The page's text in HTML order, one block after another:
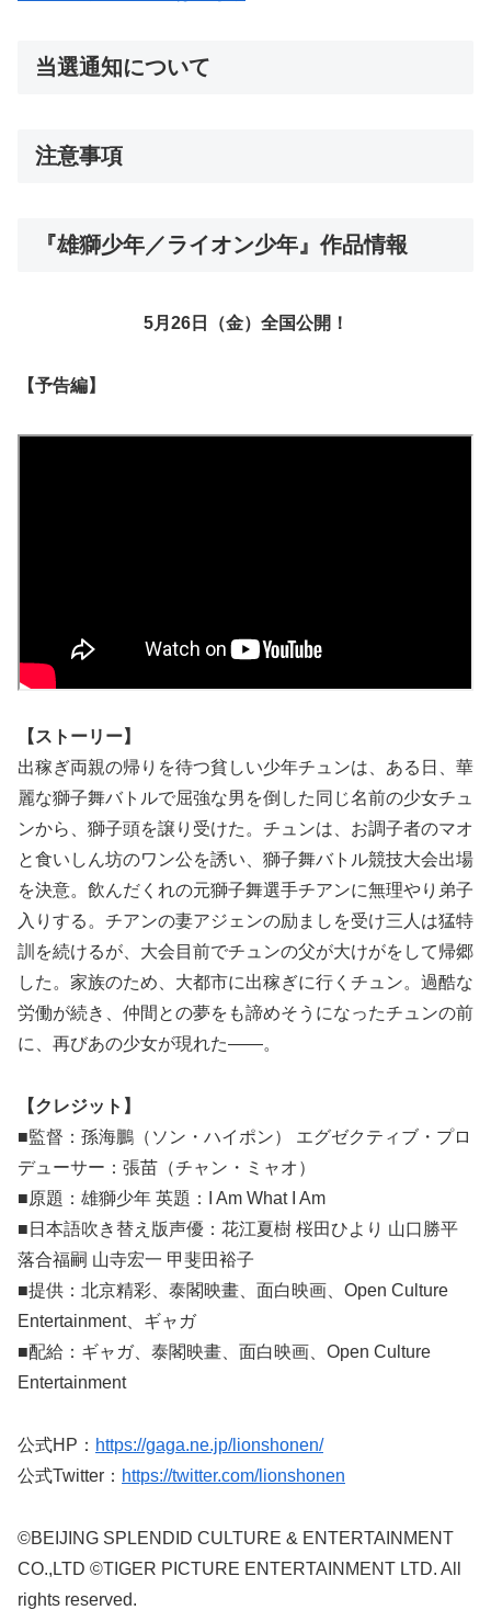
当選通知について
注意事項
『雄獅少年／ライオン少年』作品情報
5月26日（金）全国公開！
【予告編】
【ストーリー】
出稼ぎ両親の帰りを待つ貧しい少年チュンは、ある日、華
麗な獅子舞バトルで屈強な男を倒した同じ名前の少女チュ
ンから、獅子頭を譲り受けた。チュンは、お調子者のマオ
と食いしん坊のワン公を誘い、獅子舞バトル競技大会出場
を決意。飲んだくれの元獅子舞選手チアンに無理やり弟子
入りする。チアンの妻アジェンの励ましを受け三人は猛特
訓を続けるが、大会目前でチュンの父が大けがをして帰郷
した。家族のため、大都市に出稼ぎに行くチュン。過酷な
労働が続き、仲間との夢をも諦めそうになったチュンの前
に、再びあの少女が現れた――。
【クレジット】
■監督：孫海鵬（ソン・ハイポン） エグゼクティブ・プロ
デューサー：張苗（チャン・ミャオ）
■原題：雄獅少年 英題：I Am What I Am
■日本語吹き替え版声優：花江夏樹 桜田ひより 山口勝平
落合福嗣 山寺宏一 甲斐田裕子
■提供：北京精彩、泰閣映畫、面白映画、Open Culture
Entertainment、ギャガ
■配給：ギャガ、泰閣映畫、面白映画、Open Culture
Entertainment
公式HP： https://gaga.ne.jp/lionshonen/
公式Twitter： https://twitter.com/lionshonen
©BEIJING SPLENDID CULTURE & ENTERTAINMENT
CO.,LTD ©TIGER PICTURE ENTERTAINMENT LTD. All
rights reserved.